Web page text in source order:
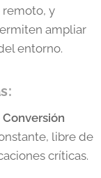
remoto, y
ampliar
entorno.
libre de
críticas.